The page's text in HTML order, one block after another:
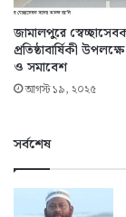
জামালপুরে
প্রতিষ্ঠাবার্ষিকী
ও সমাবেশ
আগস্ট ১৯, ২০২৫
সর্বশেষ